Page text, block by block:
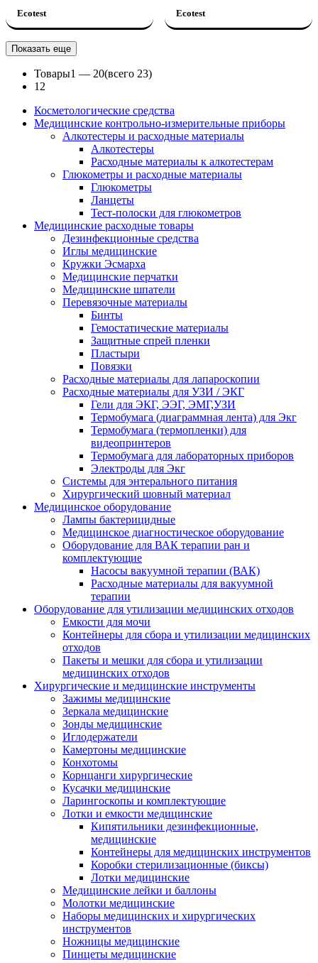
Ecotest Ecotest
Показать еще
Товары1 — 20(всего 23)
1 2
Косметологические средства
Медицинские контрольно-измерительные приборы
Алкотестеры и расходные материалы
Алкотестеры
Расходные материалы к алкотестерам
Глюкометры и расходные материалы
Глюкометры
Ланцеты
Тест-полоски для глюкометров
Медицинские расходные товары
Дезинфекционные средства
Иглы медицинские
Кружки Эсмарха
Медицинские перчатки
Медицинские шпатели
Перевязочные материалы
Бинты
Гемостатические материалы
Защитные спрей пленки
Пластыри
Повязки
Расходные материалы для лапароскопии
Расходные материалы для УЗИ / ЭКГ
Гели для ЭКГ, ЭЭГ, ЭМГ,УЗИ
Термобумага (диаграммная лента) для Экг
Термобумага (термопленки) для
видеопринтеров
Термобумага для лабораторных приборов
Электроды для Экг
Системы для энтерального питания
Хирургический шовный материал
Медицинское оборудование
Лампы бактерицидные
Медицинское диагностическое оборудование
Оборудование для ВАК терапии ран и
комплектующие
Насосы вакуумной терапии (ВАК)
Расходные материалы для вакуумной
терапии
Оборудование для утилизации медицинских отходов
Емкости для мочи
Контейнеры для сбора и утилизации медицинских
отходов
Пакеты и мешки для сбора и утилизации
медицинских отходов
Хирургические и медицинские инструменты
Зажимы медицинские
Зеркала медицинские
Зонды медицинские
Иглодержатели
Камертоны медицинские
Конхотомы
Корнцанги хирургические
Кусачки медицинские
Ларингоскопы и комплектующие
Лотки и емкости медицинские
Кипятильники дезинфекционные,
медицинские
Контейнеры для медицинских инструментов
Коробки стерилизационные (биксы)
Лотки медицинские
Медицинские лейки и баллоны
Молотки медицинские
Наборы медицинских и хирургических
инструментов
Ножницы медицинские
Пинцеты медицинские